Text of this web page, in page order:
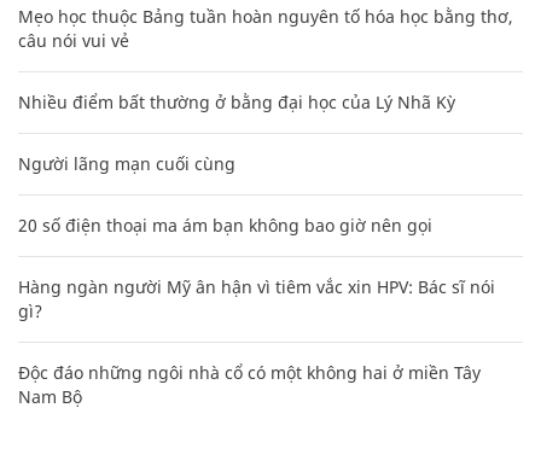
Mẹo học thuộc Bảng tuần hoàn nguyên tố hóa học bằng thơ,
câu nói vui vẻ
Nhiều điểm bất thường ở bằng đại học của Lý Nhã Kỳ
Người lãng mạn cuối cùng
20 số điện thoại ma ám bạn không bao giờ nên gọi
Hàng ngàn người Mỹ ân hận vì tiêm vắc xin HPV: Bác sĩ nói
gì?
Độc đáo những ngôi nhà cổ có một không hai ở miền Tây
Nam Bộ